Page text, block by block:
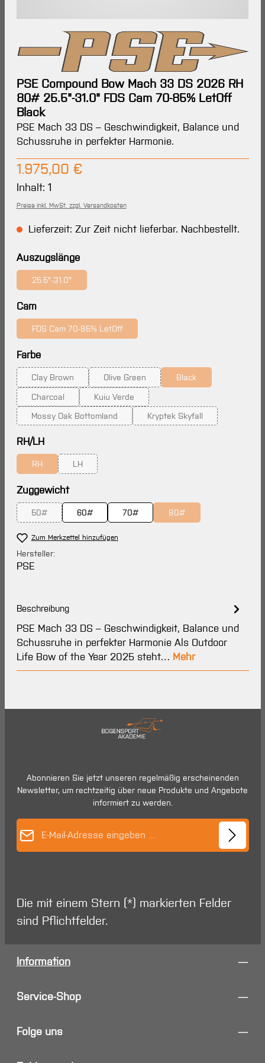
PSE Compound Bow Mach 33 DS 2026 RH
80# 25.5"-31.0" FDS Cam 70-85% LetOff
Black
PSE Mach 33 DS – Geschwindigkeit, Balance und
Schussruhe in perfekter Harmonie.
Regulärer Preis:
1.975,00 €
Inhalt: 1
Preise inkl. MwSt. zzgl. Versandkosten
Lieferzeit: Zur Zeit nicht lieferbar. Nachbestellt.
Auszugslängeauswählen
25.5"-31.0"
(Diese Option ist zurzeit nicht verfügbar.)
Camauswählen
FDS Cam 70-85% LetOff
(Diese Option ist zurzeit nicht verfügbar.)
Farbeauswählen
Clay Brown
(Diese Option ist zurzeit nicht verfügbar.)
Olive Green
(Diese Option ist zurzeit nicht verfügbar.)
Black
(Diese Option ist
Charcoal
(Diese Option ist zurzeit nicht verfügbar.)
Kuiu Verde
(Diese Option ist zurzeit nicht verfügbar.)
Mossy Oak Bottomland
(Diese Option ist zurzeit nicht verfügbar.)
Kryptek Skyfall
(Diese Option ist zurzeit
RH/LHauswählen
RH
(Diese Option ist zurzeit nicht verfügbar.)
LH
(Diese Option ist zurzeit nicht verfügbar.)
Zuggewichtauswählen
50#
(Diese Option ist zurzeit nicht verfügbar.)
60# 70# 80#
(Diese Option ist zurzeit
Zum Merkzettel hinzufügen
Hersteller:
PSE
Beschreibung
PSE Mach 33 DS – Geschwindigkeit, Balance und
Schussruhe in perfekter Harmonie Als Outdoor
Life Bow of the Year 2025 steht… Mehr
Abonnieren Sie jetzt unseren regelmäßig erscheinenden
Newsletter, um rechtzeitig über neue Produkte und Angebote
informiert zu werden.
Die mit einem Stern (*) markierten Felder
sind Pflichtfelder.
Information
Service-Shop
Folge uns